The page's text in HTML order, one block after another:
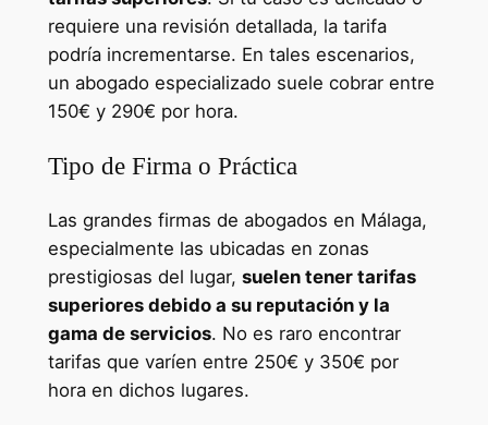
requiere una revisión detallada, la tarifa
podría incrementarse. En tales escenarios,
un abogado especializado suele cobrar entre
150€ y 290€ por hora.
Tipo de Firma o Práctica
Las grandes firmas de abogados en Málaga,
especialmente las ubicadas en zonas
prestigiosas del lugar, suelen tener tarifas
superiores debido a su reputación y la
gama de servicios. No es raro encontrar
tarifas que varíen entre 250€ y 350€ por
hora en dichos lugares.